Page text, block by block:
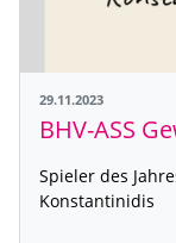
29.11.2023
BHV-ASS
Spieler des
Konstantinidis